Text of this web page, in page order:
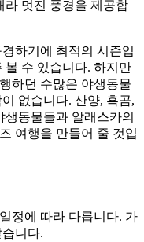
라 멋진 풍경을 제공합
하기에 최적의 시즌입
볼 수 있습니다. 하지만
하던 수많은 야생동물
없습니다. 산양, 흑곰,
동물들과 알래스카의
여행을 만들어 줄 것입
정에 따라 다릅니다. 가
니다.